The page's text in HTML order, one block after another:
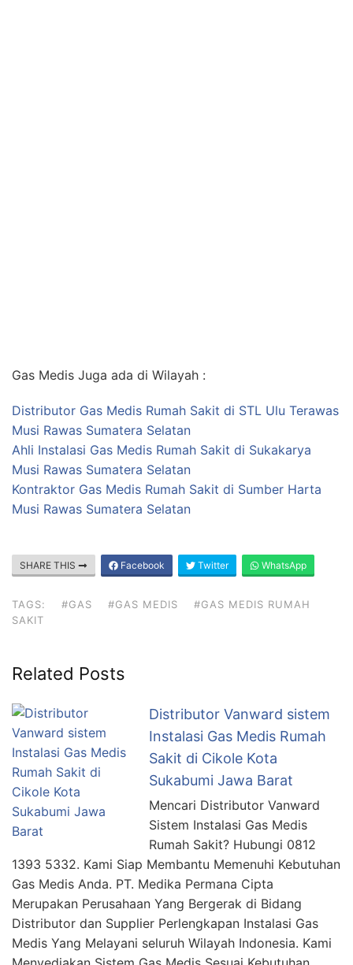
Gas Medis Juga ada di Wilayah :
Distributor Gas Medis Rumah Sakit di STL Ulu Terawas
Musi Rawas Sumatera Selatan
Ahli Instalasi Gas Medis Rumah Sakit di Sukakarya
Musi Rawas Sumatera Selatan
Kontraktor Gas Medis Rumah Sakit di Sumber Harta
Musi Rawas Sumatera Selatan
SHARE THIS Facebook Twitter WhatsApp
TAGS: #GAS #GAS MEDIS
#GAS MEDIS RUMAH
SAKIT
Related Posts
Distributor Vanward sistem
Instalasi Gas Medis Rumah
Sakit di Cikole Kota
Sukabumi Jawa Barat
Mencari Distributor Vanward
Sistem Instalasi Gas Medis
Rumah Sakit? Hubungi 0812
1393 5332. Kami Siap Membantu Memenuhi Kebutuhan
Gas Medis Anda. PT. Medika Permana Cipta
Merupakan Perusahaan Yang Bergerak di Bidang
Distributor dan Supplier Perlengkapan Instalasi Gas
Medis Yang Melayani seluruh Wilayah Indonesia. Kami